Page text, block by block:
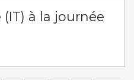
à la journée